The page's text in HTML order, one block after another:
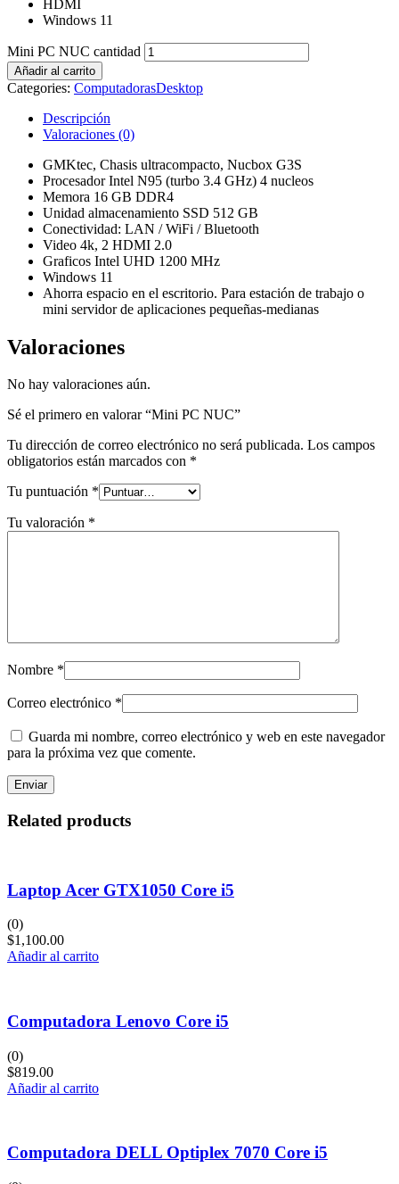
HDMI
Windows 11
Mini PC NUC cantidad
Añadir al carrito
Categories: ComputadorasDesktop
Descripción
Valoraciones (0)
GMKtec, Chasis ultracompacto, Nucbox G3S
Procesador Intel N95 (turbo 3.4 GHz) 4 nucleos
Memora 16 GB DDR4
Unidad almacenamiento SSD 512 GB
Conectividad: LAN / WiFi / Bluetooth
Video 4k, 2 HDMI 2.0
Graficos Intel UHD 1200 MHz
Windows 11
Ahorra espacio en el escritorio. Para estación de trabajo o
mini servidor de aplicaciones pequeñas-medianas
Valoraciones
No hay valoraciones aún.
Sé el primero en valorar “Mini PC NUC”
Tu dirección de correo electrónico no será publicada. Los campos
obligatorios están marcados con *
Tu puntuación *
Tu valoración *
Nombre *
Correo electrónico *
Guarda mi nombre, correo electrónico y web en este navegador
para la próxima vez que comente.
Related products
Laptop Acer GTX1050 Core i5
(0)
$1,100.00
Añadir al carrito
Computadora Lenovo Core i5
(0)
$819.00
Añadir al carrito
Computadora DELL Optiplex 7070 Core i5